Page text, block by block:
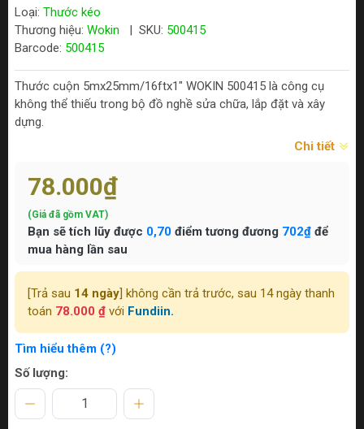
Loại: Thước kéo
Thương hiệu: Wokin SKU: 500415
Barcode: 500415
Thước cuộn 5mx25mm/16ftx1" WOKIN 500415 là công cụ
không thể thiếu trong bộ đồ nghề sửa chữa, lắp đặt và xây
dựng.
Chi tiết
78.000₫
(Giá đã gồm VAT)
Bạn sẽ tích lũy được 0,70 điểm tương đương 702₫ để
mua hàng lần sau
[Trả sau 14 ngày ] không cần trả trước, sau 14 ngày thanh
toán 78.000 ₫ với Fundiin.
Tìm hiểu thêm (?)
Số lượng: